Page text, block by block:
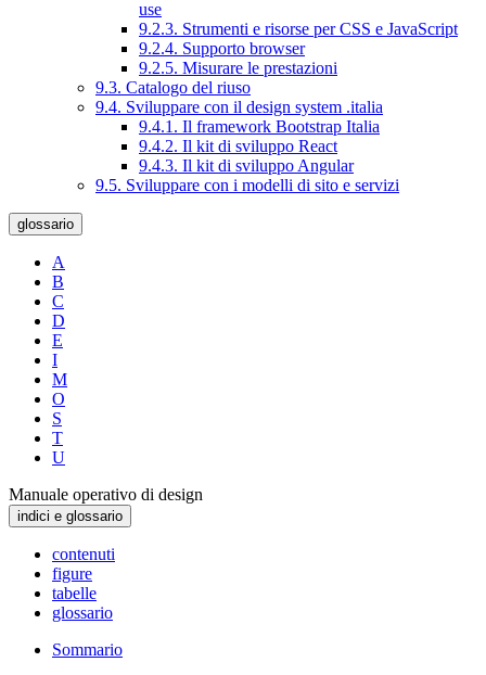
use
9.2.3. Strumenti e risorse per CSS e JavaScript
9.2.4. Supporto browser
9.2.5. Misurare le prestazioni
9.3. Catalogo del riuso
9.4. Sviluppare con il design system .italia
9.4.1. Il framework Bootstrap Italia
9.4.2. Il kit di sviluppo React
9.4.3. Il kit di sviluppo Angular
9.5. Sviluppare con i modelli di sito e servizi
glossario
A
B
C
D
E
I
M
O
S
T
U
Manuale operativo di design
indici e glossario
contenuti
figure
tabelle
glossario
Sommario